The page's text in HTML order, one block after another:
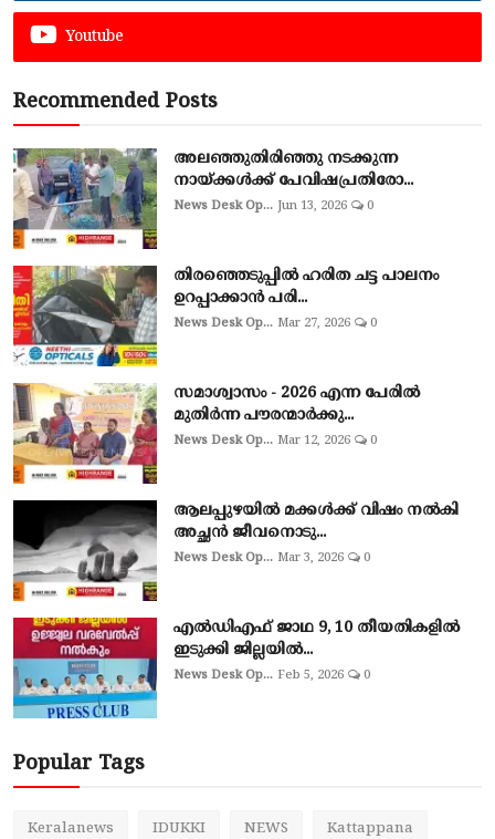
Youtube
Recommended Posts
അലഞ്ഞുതിരിഞ്ഞു നടക്കുന്ന
നായ്ക്കൾക്ക് പേവിഷപ്രതിരോ...
News Desk Op... Jun 13, 2026 0
തിരഞ്ഞെടുപ്പില്‍ ഹരിത ചട്ട പാലനം
ഉറപ്പാക്കാന്‍ പരി...
News Desk Op... Mar 27, 2026 0
സമാശ്വാസം - 2026 എന്ന പേരിൽ
മുതിർന്ന പൗരന്മാർക്കു...
News Desk Op... Mar 12, 2026 0
ആലപ്പുഴയില്‍ മക്കള്‍ക്ക് വിഷം നല്‍കി
അച്ഛൻ ജീവനൊടു...
News Desk Op... Mar 3, 2026 0
എല്‍ഡിഎഫ് ജാഥ 9, 10 തീയതികളില്‍
ഇടുക്കി ജില്ലയില്‍...
News Desk Op... Feb 5, 2026 0
Popular Tags
Keralanews IDUKKI NEWS Kattappana